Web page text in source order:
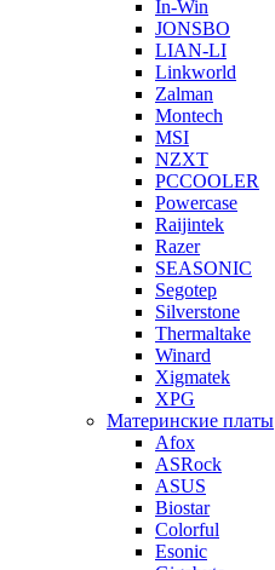
In-Win
JONSBO
LIAN-LI
Linkworld
Zalman
Montech
MSI
NZXT
PCCOOLER
Powercase
Raijintek
Razer
SEASONIC
Segotep
Silverstone
Thermaltake
Winard
Xigmatek
XPG
Материнские платы
Afox
ASRock
ASUS
Biostar
Colorful
Esonic